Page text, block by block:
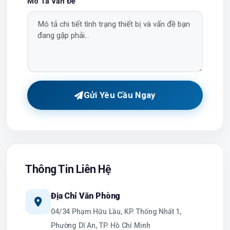
Gửi Yêu Cầu Ngay
Thông Tin Liên Hệ
Địa Chỉ Văn Phòng
04/34 Phạm Hữu Lầu, KP. Thống Nhất 1,
Phường Dĩ An, TP. Hồ Chí Minh